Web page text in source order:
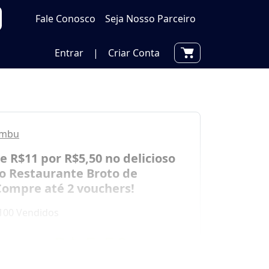
Fale Conosco Seja Nosso Parceiro
Entrar | Criar Conta
R$11 por R$5,50 no delicioso
Restaurante Broto de
até 2 vouchers!